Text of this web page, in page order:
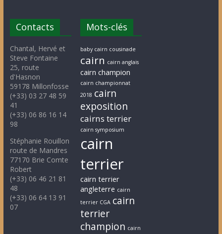
Contacts
Chantal, Hervé et
Steve Fontaine
25, route
d'Hasnon
59178 Millonfosse
(+33) 03 27 48 59
41
(+33) 06 86 16 14
98
Stéphanie Rouillon
route de Mandres
77170 Brie Comte
Robert
(+33) 06 46 21 81
48
(+33) 06 64 13 91
07
Mots-clés
baby cairn cousinade
cairn cairn anglais
cairn champion
cairn championnat
2018 cairn
exposition
cairns terrier
cairn symposium
cairn
terrier
cairn terrier
angleterre cairn
terrier CGA cairn
terrier
champion cairn